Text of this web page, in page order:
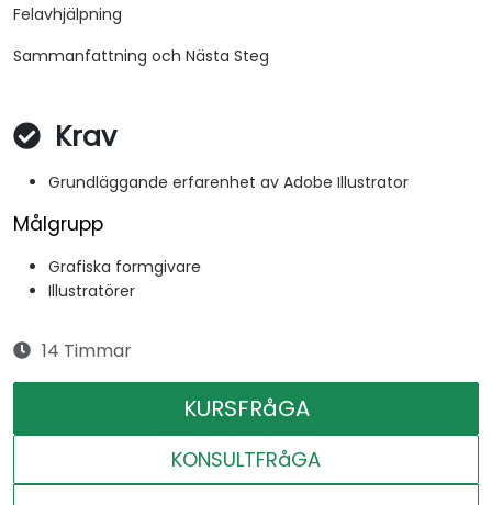
Felavhjälpning
Sammanfattning och Nästa Steg
Krav
Grundläggande erfarenhet av Adobe Illustrator
Målgrupp
Grafiska formgivare
Illustratörer
14 Timmar
KURSFRåGA
KONSULTFRåGA